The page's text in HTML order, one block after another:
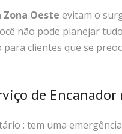
Zona Oeste evitam o
não pode planejar
clientes que se
de Encanador
: tem uma